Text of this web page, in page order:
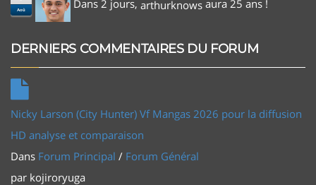
Aoû Dans 2 jours, arthurknows aura 25 ans !
DERNIERS COMMENTAIRES DU FORUM
Nicky Larson (City Hunter) Vf Mangas 2026 pour la diffusion
HD analyse et comparaison
Dans Forum Principal / Forum Général
par kojiroryuga